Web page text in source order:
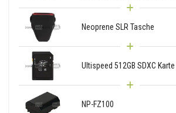
Neoprene SLR Tasche
Ultispeed 512GB SDXC
NP-FZ100